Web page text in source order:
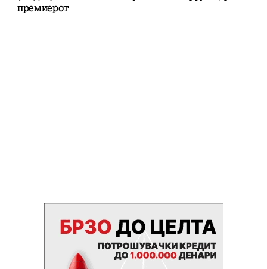
премиерот